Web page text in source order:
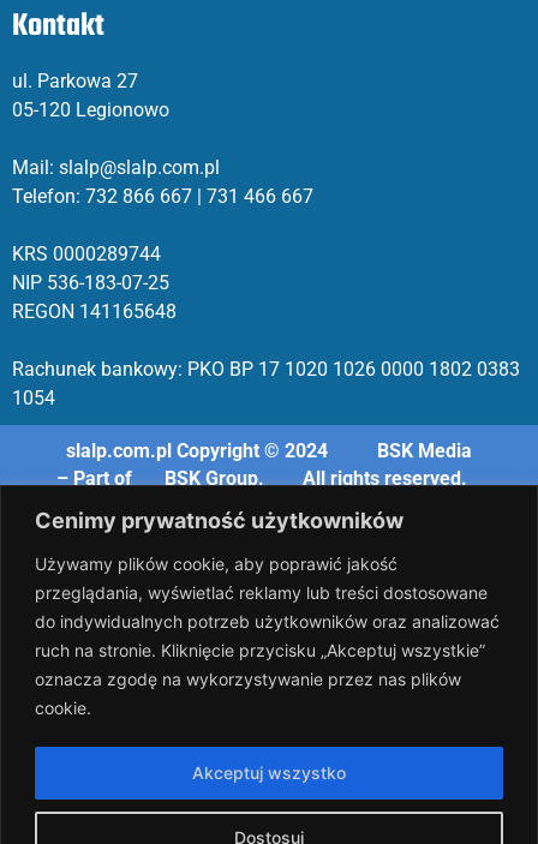
Cenimy prywatność użytkowników
Używamy plików cookie, aby poprawić jakość
przeglądania, wyświetlać reklamy lub treści dostosowane
do indywidualnych potrzeb użytkowników oraz analizować
ruch na stronie. Kliknięcie przycisku „Akceptuj wszystkie”
oznacza zgodę na wykorzystywanie przez nas plików
cookie.
Dostosuj
Akceptuj wszystko
Kontakt
ul. Parkowa 27
05-120 Legionowo
Mail: slalp@slalp.com.pl
Telefon: 732 866 667 | 731 466 667
KRS 0000289744
NIP 536-183-07-25
REGON 1411 65648
Rachunek bankowy: PKO BP 17 1020 1026 0000 1802 0383
1054
slalp.com.pl Copyright © 2024
BSK Media
– Part of
BSK Group. All rights reserved.